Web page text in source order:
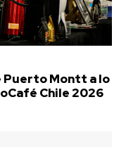
Puerto Montt a lo
Chile 2026